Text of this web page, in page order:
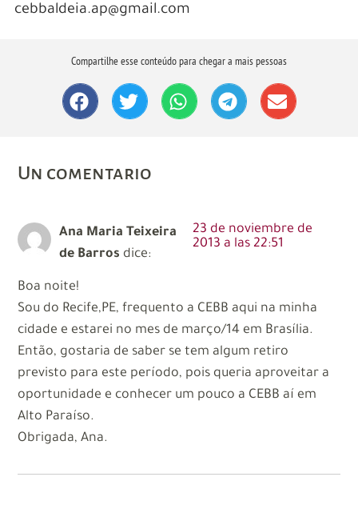
cebbaldeia.ap@gmail.com
Compartilhe esse conteúdo para chegar a mais pessoas
Un comentario
Ana Maria Teixeira
de Barros dice:
23 de noviembre de
2013 a las 22:51
Boa noite!
Sou do Recife,PE, frequento a CEBB aqui na minha
cidade e estarei no mes de março/14 em Brasília.
Então, gostaria de saber se tem algum retiro
previsto para este período, pois queria aproveitar a
oportunidade e conhecer um pouco a CEBB aí em
Alto Paraíso.
Obrigada, Ana.